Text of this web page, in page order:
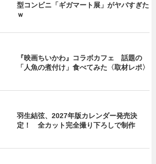
型コンビニ「ギガマート展」がヤバすぎた
ｗ
『映画ちいかわ』コラボカフェ 話題の
「人魚の煮付け」食べてみた〈取材レポ〉
羽生結弦、2027年版カレンダー発売決
定！ 全カット完全撮り下ろしで制作